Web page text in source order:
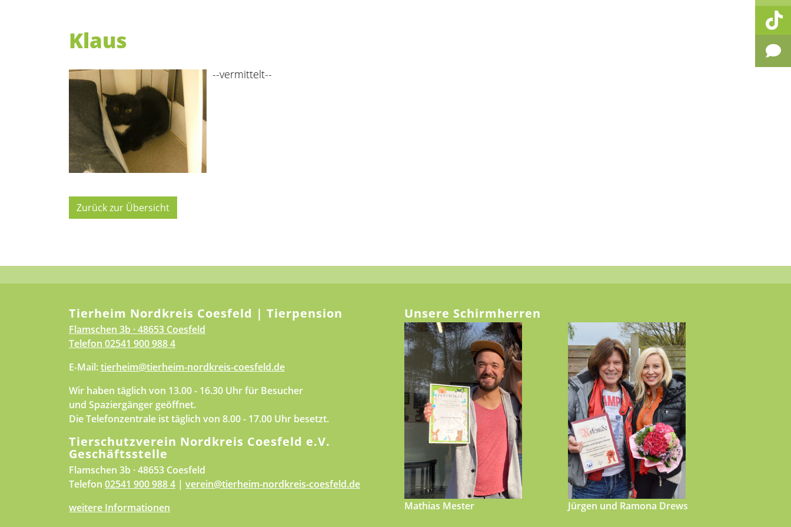
Klaus
--vermittelt--
Zurück zur Übersicht
Tierheim Nordkreis Coesfeld | Tierpension
Flamschen 3b · 48653 Coesfeld
Telefon 02541 900 988 4
E-Mail:tierheim@tierheim-nordkreis-coesfeld.de
Wir haben täglich von 13.00 - 16.30 Uhr für Besucher
und Spaziergänger geöffnet.
Die Telefonzentrale ist täglich von 8.00 - 17.00 Uhr besetzt.
Tierschutzverein Nordkreis Coesfeld e.V.
Geschäftsstelle
Flamschen 3b · 48653 Coesfeld
Telefon 02541 900 988 4 | verein@tierheim-nordkreis-coesfeld.de
weitere Informationen
Unsere Schirmherren
Mathias Mester Jürgen und Ramona Drews